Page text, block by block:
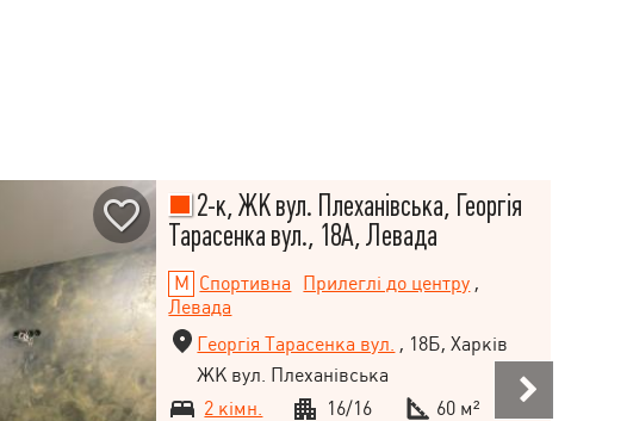
2-к, ЖК вул. Плеханівська, Георгія
Тарасенка вул., 18А, Левада
Спортивна Прилеглі до центру ,
Левада
Георгія Тарасенка вул. , 18Б, Харків
ЖК вул. Плеханівська
2 кімн.
16/16
60 м²